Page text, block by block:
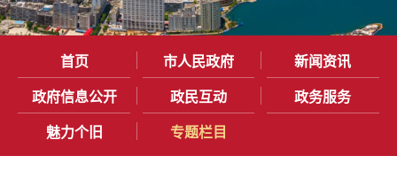
首页 市人民政府 新闻资讯
政府信息公开 政民互动 政务服务
魅力个旧 专题栏目